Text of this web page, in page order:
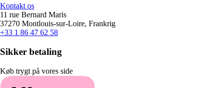
Kontakt os
11 rue Bernard Maris
37270 Montlouis-sur-Loire, Frankrig
+33 1 86 47 62 58
Sikker betaling
Køb trygt på vores side